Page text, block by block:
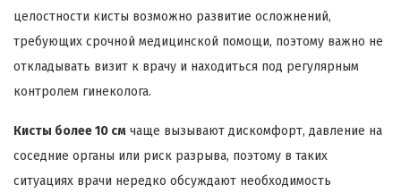
целостности кисты возможно развитие осложнений,
требующих срочной медицинской помощи, поэтому важно не
откладывать визит к врачу и находиться под регулярным
контролем гинеколога.
Кисты более 10 см чаще вызывают дискомфорт, давление на
соседние органы или риск разрыва, поэтому в таких
ситуациях врачи нередко обсуждают необходимость